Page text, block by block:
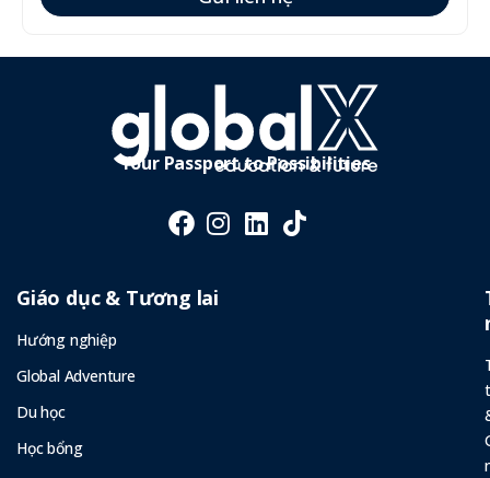
Your Passport to Possibilities
Giáo dục & Tương lai
Hướng nghiệp
Global Adventure
Du học
Học bổng